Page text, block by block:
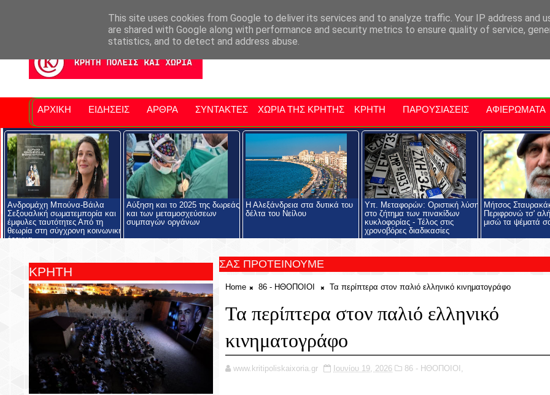
Νομός Λασιθίου Αγαπάμε Ρέθυμνο Επαρχία Μαλεβιζίου Εκδηλώσεις Στην Κρήτη Kriti Traveller
ΑΡΧΙΚΗ ΕΙΔΗΣΕΙΣ ΑΡΘΡΑ ΣΥΝΤΑΚΤΕΣ ΧΩΡΙΑ ΤΗΣ ΚΡΗΤΗΣ ΚΡΗΤΗ ΠΑΡΟΥΣΙΑΣΕΙΣ ΑΦΙΕΡΩΜΑΤΑ
Ανδρομάχη Μπούνα-Βάιλα
Σεξουαλική σωματεμπορία και
έμφυλες ταυτότητες Από τη
θεωρία στη σύγχρονη κοινωνική
έρευνα
Αύξηση και το 2025 της δωρεάς
και των μεταμοσχεύσεων
συμπαγών οργάνων
Η Αλεξάνδρεια στα δυτικά του
δέλτα του Νείλου
Υπ. Μεταφορών: Οριστική λύση
στο ζήτημα των πινακίδων
κυκλοφορίας - Τέλος στις
χρονοβόρες διαδικασίες
Μήτσος
Περιφρονώ τσ'
μισώ τα ψέματά
ΚΡΗΤΗ
ΣΑΣ ΠΡΟΤΕΙΝΟΥΜΕ
Home 86 - ΗΘΟΠΟΙΟΙ Τα περίπτερα στον παλιό ελληνικό κινηματογράφο
Τα περίπτερα στον παλιό ελληνικό
κινηματογράφο
www.kritipoliskaixoria.gr Ιουνίου 19, 2026 86 - ΗΘΟΠΟΙΟΙ,
This site uses cookies from Google to deliver its services and to analyze traffic. Your IP address and
are shared with Google along with performance and security metrics to ensure quality of service,
statistics, and to detect and address abuse.